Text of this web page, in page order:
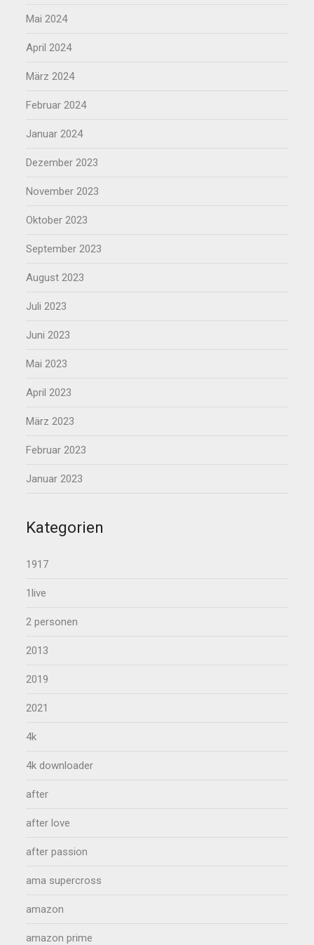
Mai 2024
April 2024
März 2024
Februar 2024
Januar 2024
Dezember 2023
November 2023
Oktober 2023
September 2023
August 2023
Juli 2023
Juni 2023
Mai 2023
April 2023
März 2023
Februar 2023
Januar 2023
Kategorien
1917
1live
2 personen
2013
2019
2021
4k
4k downloader
after
after love
after passion
ama supercross
amazon
amazon prime